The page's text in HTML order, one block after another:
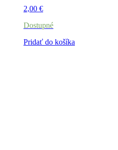
2,00 €
Dostupné
Pridať do košíka